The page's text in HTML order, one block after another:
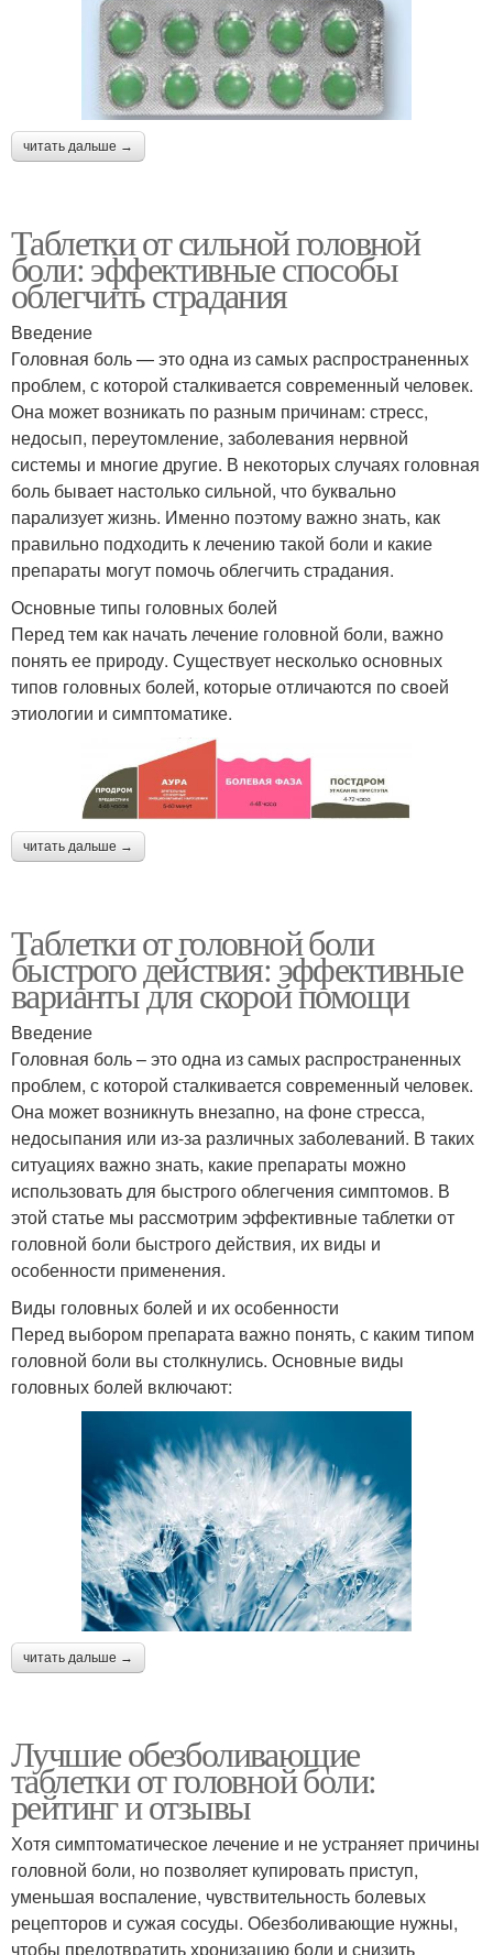
читать дальше →
Таблетки от сильной головной
боли: эффективные способы
облегчить страдания
Введение
Головная боль — это одна из самых распространенных
проблем, с которой сталкивается современный человек.
Она может возникать по разным причинам: стресс,
недосып, переутомление, заболевания нервной
системы и многие другие. В некоторых случаях головная
боль бывает настолько сильной, что буквально
парализует жизнь. Именно поэтому важно знать, как
правильно подходить к лечению такой боли и какие
препараты могут помочь облегчить страдания.
Основные типы головных болей
Перед тем как начать лечение головной боли, важно
понять ее природу. Существует несколько основных
типов головных болей, которые отличаются по своей
этиологии и симптоматике.
читать дальше →
Таблетки от головной боли
быстрого действия: эффективные
варианты для скорой помощи
Введение
Головная боль – это одна из самых распространенных
проблем, с которой сталкивается современный человек.
Она может возникнуть внезапно, на фоне стресса,
недосыпания или из-за различных заболеваний. В таких
ситуациях важно знать, какие препараты можно
использовать для быстрого облегчения симптомов. В
этой статье мы рассмотрим эффективные таблетки от
головной боли быстрого действия, их виды и
особенности применения.
Виды головных болей и их особенности
Перед выбором препарата важно понять, с каким типом
головной боли вы столкнулись. Основные виды
головных болей включают:
читать дальше →
Лучшие обезболивающие
таблетки от головной боли:
рейтинг и отзывы
Хотя симптоматическое лечение и не устраняет причины
головной боли, но позволяет купировать приступ,
уменьшая воспаление, чувствительность болевых
рецепторов и сужая сосуды. Обезболивающие нужны,
чтобы предотвратить хронизацию боли и снизить